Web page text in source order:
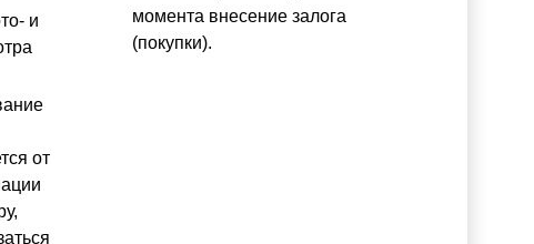
и
от
момента внесение залога
(покупки).